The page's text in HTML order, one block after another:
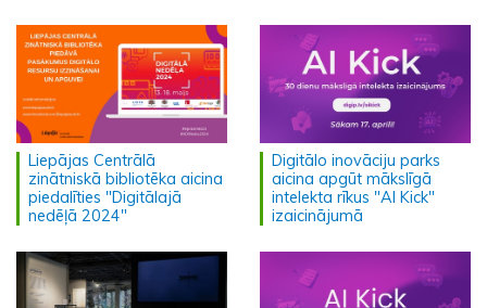
Liepājas Centrālā
zinātniskā bibliotēka aicina
piedalīties "Digitālajā
nedēļā 2024"
Digitālo inovāciju parks
aicina apgūt mākslīgā
intelekta rīkus "AI Kick"
izaicinājumā